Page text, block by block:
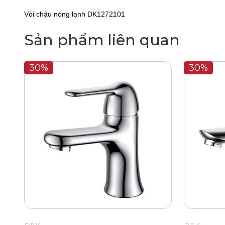
Vòi chậu nóng lạnh DK1272101
Sản phẩm liên quan
30% 30%